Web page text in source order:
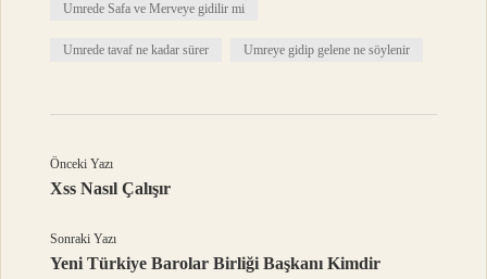
Umrede Safa ve Merveye gidilir mi
Umrede tavaf ne kadar sürer Umreye gidip gelene ne söylenir
Önceki Yazı
Xss Nasıl Çalışır
Sonraki Yazı
Yeni Türkiye Barolar Birliği Başkanı Kimdir